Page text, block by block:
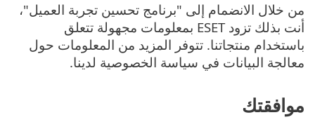
من خلال الانضمام إلى "برنامج تحسين تجربة العميل"،
أنت بذلك تزود ESET بمعلومات مجهولة تتعلق
باستخدام منتجاتنا. تتوفر المزيد من المعلومات حول
معالجة البيانات في سياسة الخصوصية لدينا.
موافقتك